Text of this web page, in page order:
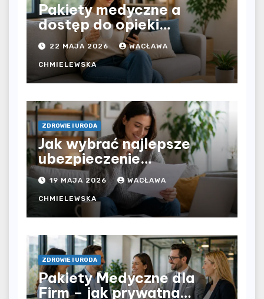
Pakiety medyczne a
dostęp do opieki
zdrowotnej bez
ograniczeń czasowych –
czy prywatna opieka daje
większą swobodę?
22 MAJA 2026 WACŁAWA
CHMIELEWSKA
ZDROWIE I URODA
Jak wybrać najlepsze
ubezpieczenie
komunikacyjne i uniknąć
kosztownych błędów?
19 MAJA 2026 WACŁAWA
CHMIELEWSKA
ZDROWIE I URODA
Pakiety Medyczne dla
Firm – jak prywatna